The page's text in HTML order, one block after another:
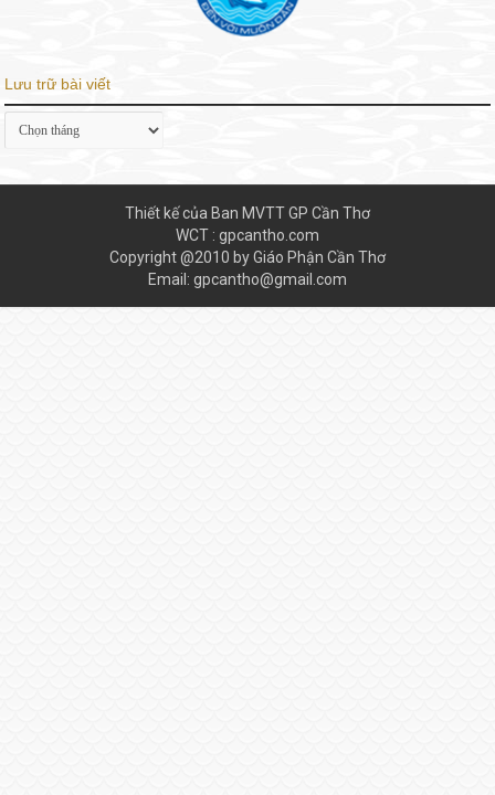
Lưu trữ bài viết
Lưu
trữ
Thiết kế của Ban MVTT GP Cần Thơ
WCT : gpcantho.com
Copyright @2010 by Giáo Phận Cần Thơ
Email: gpcantho@gmail.com